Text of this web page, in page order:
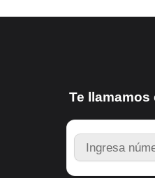
Te llamamos
TELEFONO